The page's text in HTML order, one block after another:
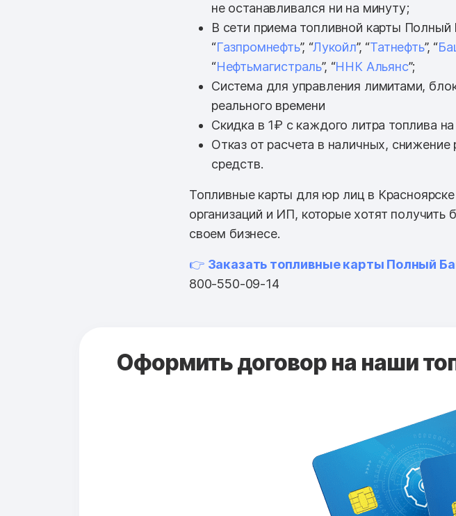
не останавливался ни на минуту;
В сети приема топливной карты
“Газпромнефть”, “Лукойл”, “Татнефть”, “
“Нефтьмагистраль”, “ННК Альянс”;
Система для управления лимитами,
реального времени
Скидка в 1₽ с каждого литра топлива
Отказ от расчета в наличных,
средств.
Топливные карты для юр лиц в Красноярске
организаций и ИП, которые хотят получить
своем бизнесе.
👉 Заказать топливные карты Полный
800-550-09-14
Оформить договор на наши